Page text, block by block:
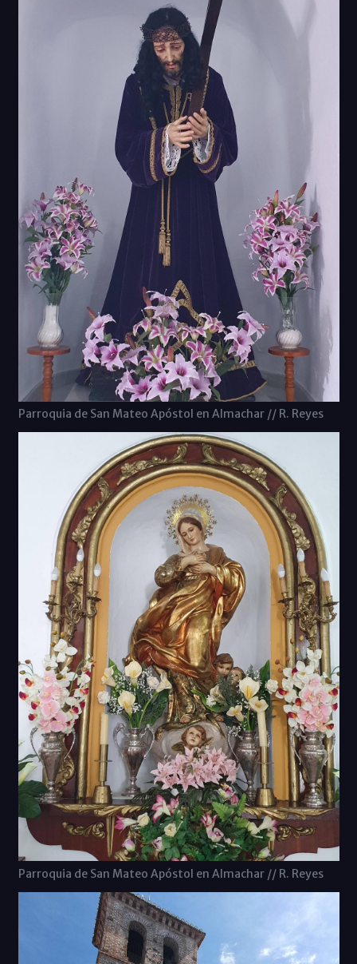
Parroquia de San Mateo Apóstol en Almachar // R. Reyes
Parroquia de San Mateo Apóstol en Almachar // R. Reyes